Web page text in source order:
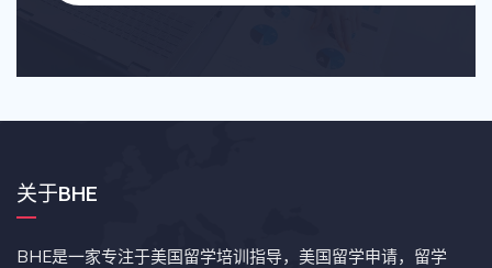
关于BHE
BHE是一家专注于美国留学培训指导，美国留学申请，留学